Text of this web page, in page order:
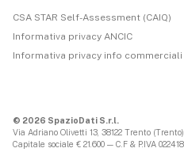
CSA STAR Self-Assessment (CAIQ)
Informativa privacy ANCIC
Informativa privacy info commerciali
© 2026 SpazioDati S.r.l.
Via Adriano Olivetti 13, 38122 Trento
Capitale sociale € 21.600 — C.F & P.IVA